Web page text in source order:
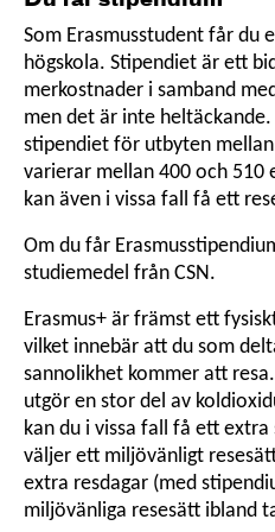
Som Erasmusstudent får du
högskola. Stipendiet är ett
merkostnader i samband
men det är inte heltäckande.
stipendiet för utbyten
varierar mellan 400 och 510
kan även i vissa fall få ett
Om du får
studiemedel från CSN.
Erasmus+ är främst ett
vilket innebär att du som
sannolikhet kommer att
utgör en stor del av
kan du i vissa fall få ett
väljer ett miljövänligt
extra resdagar (med
miljövänliga resesätt ibland